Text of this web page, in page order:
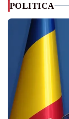
POLITICA